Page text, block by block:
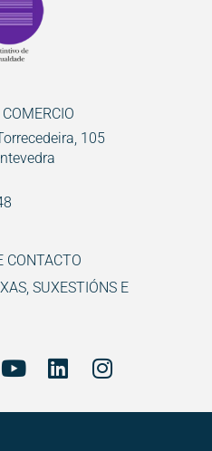
105
CONTACTO
SUXESTIÓNS E